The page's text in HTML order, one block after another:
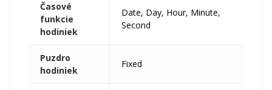
Časové
funkcie
hodiniek
Date, Day, Hour, Minute,
Second
Puzdro
hodiniek
Fixed